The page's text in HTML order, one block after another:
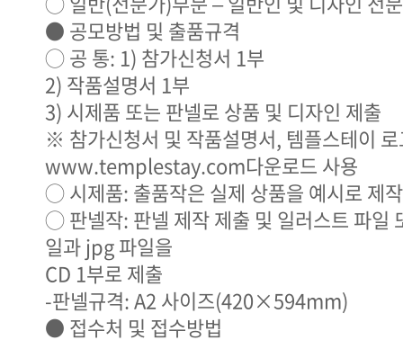
● 공모방법 및 출품규격
◯ 공 통: 1) 참가신청서 1부
2) 작품설명서 1부
3) 시제품 또는 판넬로 상품 및 디자인 제출
※ 참가신청서 및 작품설명서, 템플스테이
www.templestay.com다운로드 사용
◯ 시제품: 출품작은 실제 상품을 예시로 제
◯ 판넬작: 판넬 제작 제출 및 일러스트 파일
일과 jpg 파일을
CD 1부로 제출
-판넬규격: A2 사이즈(420×594mm)
● 접수처 및 접수방법